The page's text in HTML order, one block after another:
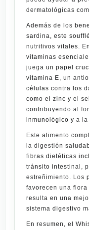
dermatológicas
Además de los
sardina, este
nutritivos vitales.
vitaminas
juega un papel
vitamina E, un
células contra los
como el zinc y el
contribuyendo al
inmunológico y a
Este alimento
la digestión
fibras dietéticas
tránsito intestinal,
estreñimiento. Los
favorecen una
resulta en una
sistema digestivo
En resumen, el